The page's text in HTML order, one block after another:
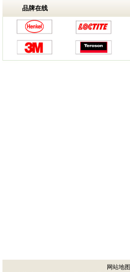
品牌在线
网站地图